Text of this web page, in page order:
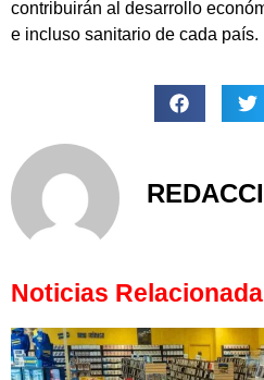
contribuirán al desarrollo
e incluso sanitario de cada país.
Noticias